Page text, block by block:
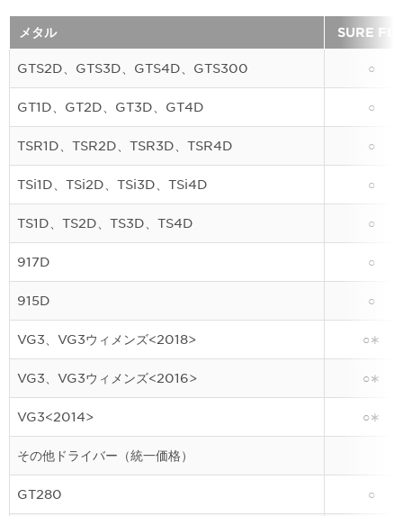
メタル SURE
GTS2D、GTS3D、GTS4D、GTS300 ○
GT1D、GT2D、GT3D、GT4D ○
TSR1D、TSR2D、TSR3D、TSR4D ○
TSi1D、TSi2D、TSi3D、TSi4D ○
TS1D、TS2D、TS3D、TS4D ○
917D ○
915D ○
VG3、VG3ウィメンズ<2018> ○∗
VG3、VG3ウィメンズ<2016> ○∗
VG3<2014> ○∗
その他ドライバー（統一価格）
GT280 ○